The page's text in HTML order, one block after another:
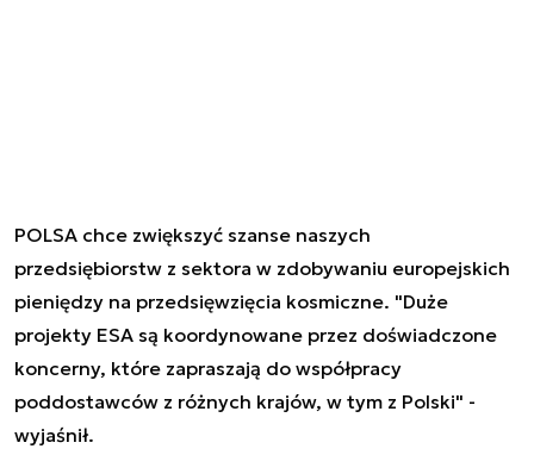
POLSA chce zwiększyć szanse naszych
przedsiębiorstw z sektora w zdobywaniu europejskich
pieniędzy na przedsięwzięcia kosmiczne. "Duże
projekty ESA są koordynowane przez doświadczone
koncerny, które zapraszają do współpracy
poddostawców z różnych krajów, w tym z Polski" -
wyjaśnił.